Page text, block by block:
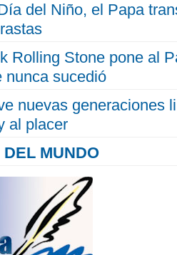
del Niño, el Papa
Rolling Stone pone al
nunca sucedió
nuevas generaciones
al placer
MUNDO